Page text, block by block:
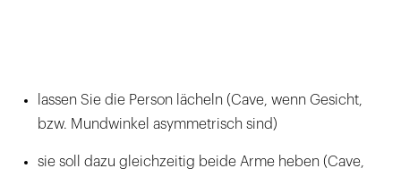
lassen Sie die Person lächeln (Cave, wenn Gesicht,
bzw. Mundwinkel asymmetrisch sind)
sie soll dazu gleichzeitig beide Arme heben (Cave,